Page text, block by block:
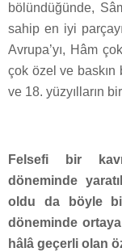
bölündüğünde,
sahip en iyi
Avrupa’yı, Hâm
çok özel ve
ve 18. yüzyılların
Felsefi bir
döneminde
oldu da böyle
döneminde
hâlâ geçerli olan